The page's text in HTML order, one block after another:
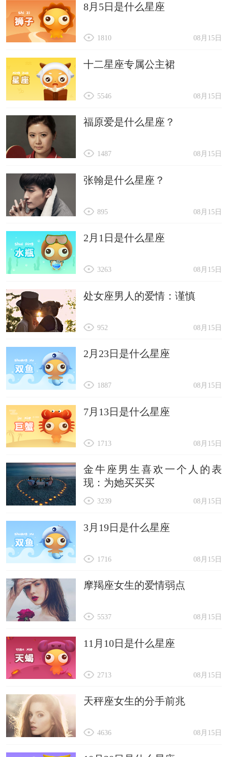
8月5日是什么星座
08月15日
1810
十二星座专属公主裙
08月15日
5546
福原爱是什么星座？
08月15日
1487
张翰是什么星座？
08月15日
895
2月1日是什么星座
08月15日
3263
处女座男人的爱情：谨慎
08月15日
952
2月23日是什么星座
08月15日
1887
7月13日是什么星座
08月15日
1713
金牛座男生喜欢一个人的表
现：为她买买买
08月15日
3239
3月19日是什么星座
08月15日
1716
摩羯座女生的爱情弱点
08月15日
5537
11月10日是什么星座
08月15日
2713
天秤座女生的分手前兆
08月15日
4636